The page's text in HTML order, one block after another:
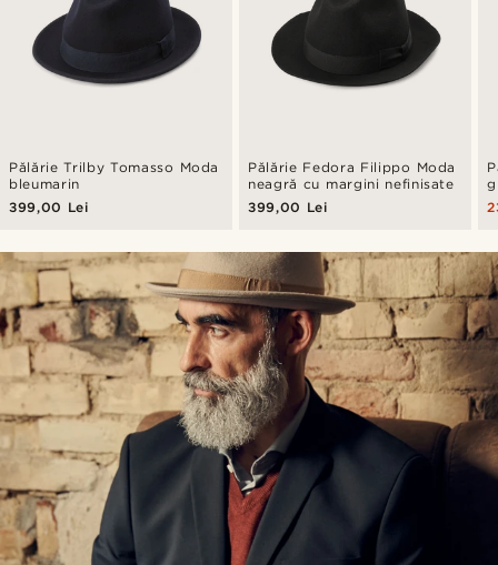
Pălărie Trilby Tomasso Moda
bleumarin
399,00 Lei
Pălărie Fedora Filippo Moda
neagră cu margini nefinisate
399,00 Lei